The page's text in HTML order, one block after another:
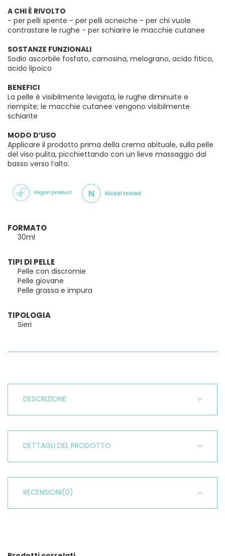
A CHI È RIVOLTO
- per pelli spente - per pelli acneiche - per chi vuole
contrastare le rughe - per schiarire le macchie cutanee
SOSTANZE FUNZIONALI
Sodio ascorbile fosfato, carnosina, melograno, acido fitico,
acido lipoico
BENEFICI
La pelle è visibilmente levigata, le rughe diminuite e
riempite; le macchie cutanee vengono visibilmente
schiarite
MODO D’USO
Applicare il prodotto prima della crema abituale, sulla pelle
del viso pulita, picchiettando con un lieve massaggio dal
basso verso l’alto.
FORMATO
30ml
TIPI DI PELLE
Pelle con discromie
Pelle giovane
Pelle grassa e impura
TIPOLOGIA
Sieri
DESCRIZIONE
DETTAGLI DEL PRODOTTO
RECENSIONI(0)